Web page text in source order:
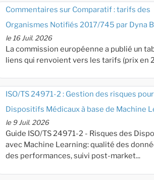
Commentaires sur Comparatif : tarifs des
Organismes Notifiés 2017/745 par Dyna
le 16 Juil. 2026
La commission européenne a publié un
liens qui renvoient vers les tarifs (prix en
ISO/TS 24971-2 : Gestion des risques
Dispositifs Médicaux à base de Machine
le 9 Juil. 2026
Guide ISO/TS 24971-2 - Risques des
avec Machine Learning: qualité des
des performances, suivi post-market...